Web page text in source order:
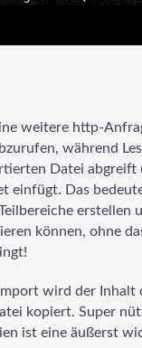
weitere http-
während
Datei abgreift
einfügt. Das
erstellen
können, ohne
wird der Inhalt
kopiert. Super
ist eine äußerst